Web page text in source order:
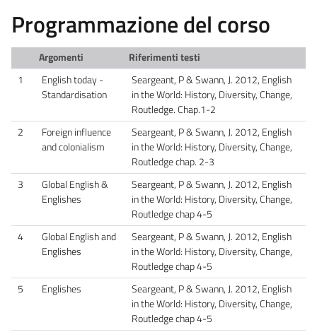
Programmazione del corso
Argomenti
Riferimenti testi
1
English today -
Standardisation
Seargeant, P & Swann, J. 2012, English
in the World: History, Diversity, Change,
Routledge. Chap.1-2
2
Foreign influence
and colonialism
Seargeant, P & Swann, J. 2012, English
in the World: History, Diversity, Change,
Routledge chap. 2-3
3
Global English &
Englishes
Seargeant, P & Swann, J. 2012, English
in the World: History, Diversity, Change,
Routledge chap 4-5
4
Global English and
Englishes
Seargeant, P & Swann, J. 2012, English
in the World: History, Diversity, Change,
Routledge chap 4-5
5
Englishes
Seargeant, P & Swann, J. 2012, English
in the World: History, Diversity, Change,
Routledge chap 4-5